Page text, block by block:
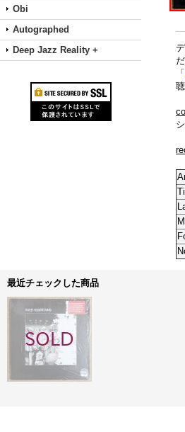
Obi
Autographed
Deep Jazz Reality +
「
最近チェックした商品